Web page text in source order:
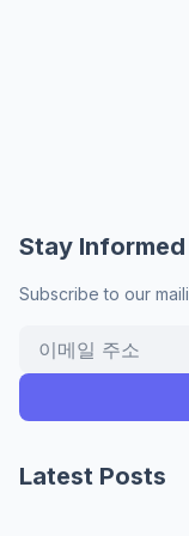
Stay Informed
Subscribe to our
Latest Posts